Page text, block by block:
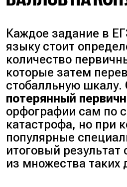
Каждое задание в
языку стоит
количество
которые затем
стобалльную шкалу.
потерянный
орфографии сам по
катастрофа, но при
популярные
итоговый результат
из множества таких